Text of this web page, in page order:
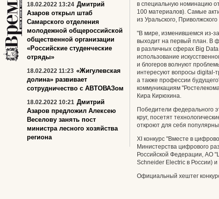
в специальную номинацию
100 материалов). Самые
из Уральского,
"В мире, изменившемся из-
выходит на первый план. В
в различных сферах Big
использование
и блогеров волнуют
интересуют вопросы digital-
а также профессии
коммуникациям
Кира Кирюхина.
Победители федерального
круг, посетят
откроют для себя
XI конкурс "Вместе в
Министерства цифрового
Российской Федерации, АО
Schneider Electric в России)
Официальный хештег
18.02.2022 13:24 Дмитрий
Азаров открыл штаб
Самарского отделения
молодежной общероссийской
общественной организации
«Российские студенческие
отряды»
18.02.2022 11:23 «Жигулевская
долина» развивает
сотрудничество с АВТОВАЗом
18.02.2022 10:21 Дмитрий
Азаров предложил Алексею
Веселову занять пост
министра лесного хозяйства
региона